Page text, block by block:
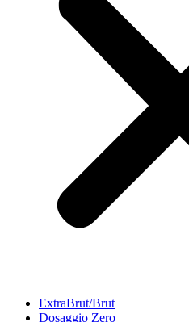
ExtraBrut/Brut
Dosaggio Zero